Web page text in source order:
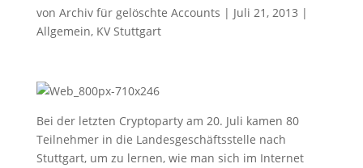
von Archiv für gelöschte Accounts | Juli 21, 2013 |
Allgemein, KV Stuttgart
Bei der letzten Cryptoparty am 20. Juli kamen 80
Teilnehmer in die Landesgeschäftsstelle nach
Stuttgart, um zu lernen, wie man sich im Internet